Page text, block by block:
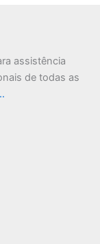
assistência
de todas as